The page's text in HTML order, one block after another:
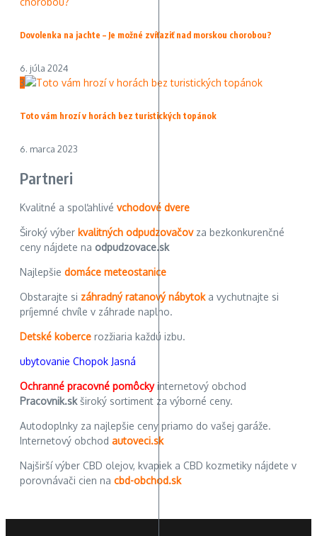
Dovolenka na jachte – Je možné zvíťaziť nad morskou chorobou?
6. júla 2024
3
Toto vám hrozí v horách bez turistických topánok
6. marca 2023
Partneri
Kvalitné a spoľahlivé vchodové dvere
Široký výber kvalitných odpudzovačovza bezkonkurenčné
ceny nájdete na odpudzovace.sk
Najlepšie domáce meteostanice
Obstarajte si záhradný ratanový nábytoka vychutnajte si
príjemné chvíle v záhrade naplno.
Detské koberce rozžiaria každú izbu.
ubytovanie Chopok Jasná
Ochranné pracovné pomôckyinternetový obchod
Pracovnik.skširoký sortiment za výborné ceny.
Autodoplnky za najlepšie ceny priamo do vašej garáže.
Internetový obchod autoveci.sk
Najširší výber CBD olejov, kvapiek a CBD kozmetiky nájdete v
porovnávači cien na cbd-obchod.sk